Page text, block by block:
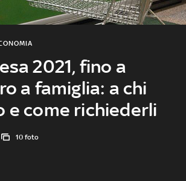
2021, fino a
a famiglia: a chi
e come richiederli
10 foto